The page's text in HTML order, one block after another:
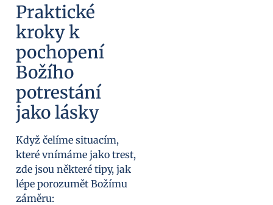
Praktické
kroky k
pochopení
Božího
potrestání
jako lásky
Když čelíme situacím,
které vnímáme jako trest,
zde jsou některé tipy, jak
lépe porozumět Božímu
záměru: